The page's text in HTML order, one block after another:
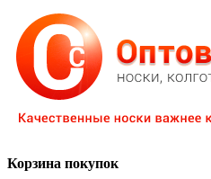
Корзина покупок